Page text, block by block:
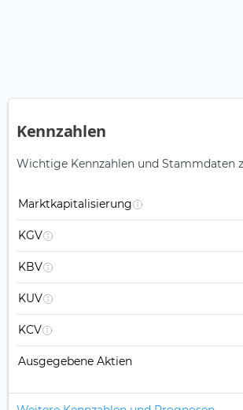
Kennzahlen
Wichtige Kennzahlen und Stammdaten
Marktkapitalisierung
KGV
KBV
KUV
KCV
Ausgegebene Aktien